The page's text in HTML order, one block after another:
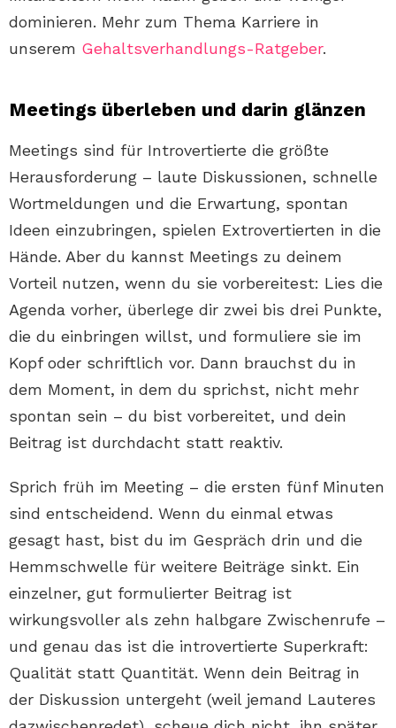
dominieren. Mehr zum Thema Karriere in
unserem Gehaltsverhandlungs-Ratgeber.
Meetings überleben und darin glänzen
Meetings sind für Introvertierte die größte
Herausforderung – laute Diskussionen, schnelle
Wortmeldungen und die Erwartung, spontan
Ideen einzubringen, spielen Extrovertierten in die
Hände. Aber du kannst Meetings zu deinem
Vorteil nutzen, wenn du sie vorbereitest: Lies die
Agenda vorher, überlege dir zwei bis drei Punkte,
die du einbringen willst, und formuliere sie im
Kopf oder schriftlich vor. Dann brauchst du in
dem Moment, in dem du sprichst, nicht mehr
spontan sein – du bist vorbereitet, und dein
Beitrag ist durchdacht statt reaktiv.
Sprich früh im Meeting – die ersten fünf Minuten
sind entscheidend. Wenn du einmal etwas
gesagt hast, bist du im Gespräch drin und die
Hemmschwelle für weitere Beiträge sinkt. Ein
einzelner, gut formulierter Beitrag ist
wirkungsvoller als zehn halbgare Zwischenrufe –
und genau das ist die introvertierte Superkraft:
Qualität statt Quantität. Wenn dein Beitrag in
der Diskussion untergeht (weil jemand Lauteres